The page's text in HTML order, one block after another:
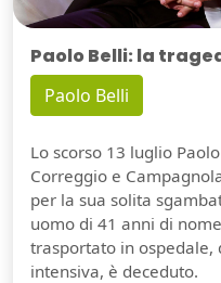
Paolo Belli: la
Paolo Belli
Lo scorso 13 luglio
Correggio e
per la sua solita
uomo di 41 anni di
trasportato in
intensiva, è deceduto.